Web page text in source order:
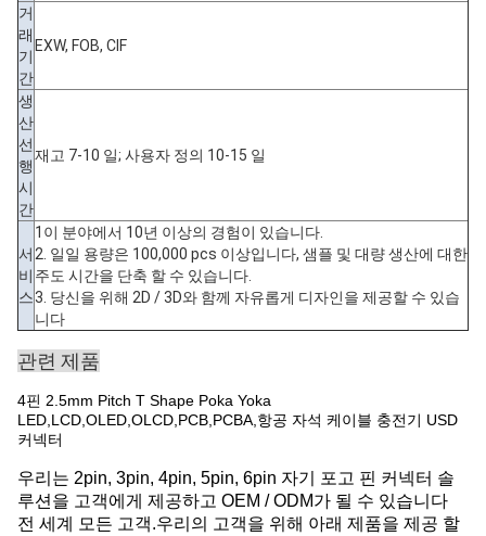
거
래
기
간
EXW, FOB, CIF
생
산
선
행
시
간
재고 7-10 일; 사용자 정의 10-15 일
서
비
스
1이 분야에서 10년 이상의 경험이 있습니다.
2. 일일 용량은 100,000 pcs 이상입니다, 샘플 및 대량 생산에 대한
주도 시간을 단축 할 수 있습니다.
3. 당신을 위해 2D / 3D와 함께 자유롭게 디자인을 제공할 수 있습
니다
관련 제품
4핀 2.5mm Pitch T Shape Poka Yoka
LED,LCD,OLED,OLCD,PCB,PCBA,항공 자석 케이블 충전기 USD
커넥터
우리는 2pin, 3pin, 4pin, 5pin, 6pin 자기 포고 핀 커넥터 솔
루션을 고객에게 제공하고 OEM / ODM가 될 수 있습니다
전 세계 모든 고객.우리의 고객을 위해 아래 제품을 제공 할